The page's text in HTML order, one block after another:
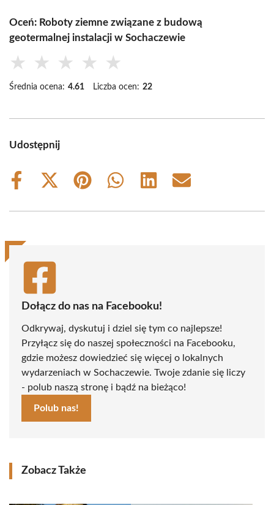
Oceń: Roboty ziemne związane z budową
geotermalnej instalacji w Sochaczewie
★ ★ ★ ★ ★
Średnia ocena: 4.61 Liczba ocen: 22
Udostępnij
Share
Share
(Twitter)
Share
Share
Share
Share
Dołącz do nas na Facebooku!
Odkrywaj, dyskutuj i dziel się tym co najlepsze!
Przyłącz się do naszej społeczności na Facebooku,
gdzie możesz dowiedzieć się więcej o lokalnych
wydarzeniach w Sochaczewie. Twoje zdanie się liczy
- polub naszą stronę i bądź na bieżąco!
Polub nas!
Zobacz Także